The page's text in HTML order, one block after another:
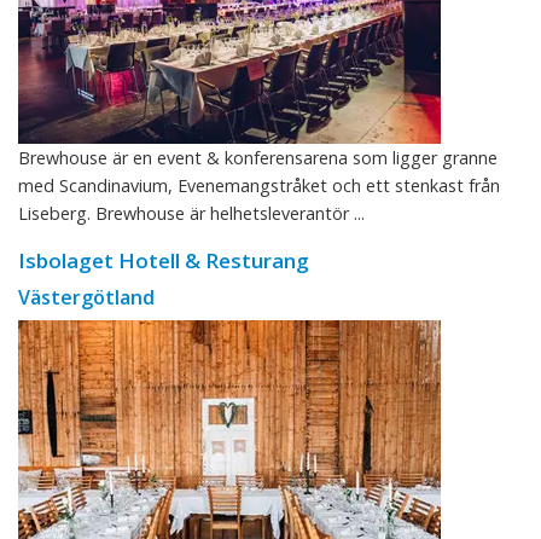
Brewhouse är en event & konferensarena som ligger granne
med Scandinavium, Evenemangstråket och ett stenkast från
Liseberg. Brewhouse är helhetsleverantör ...
Isbolaget Hotell & Resturang
Västergötland